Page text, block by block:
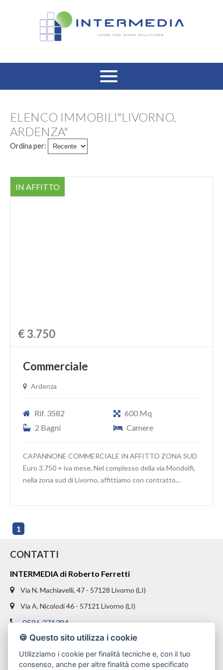
VENDITA RESIDENZIALE
AFFITTO RESIDENZIALE
VENDITA COMMERCIALE
AFFITTO COMMERCIALE
ELENCO IMMOBILI"LIVORNO,
ARDENZA"
Ordina per:
IN AFFITTO
€ 3.750
Commerciale
Ardenza
Rif. 3582
600 Mq
2 Bagni
Camere
CAPANNONE COMMERCIALE IN AFFITTO ZONA SUD
Euro 3.750 + iva mese, Nel complesso della via Mondolfi,
nella zona sud di Livorno, affittiamo con contratto...
1
CONTATTI
INTERMEDIA di Roberto Ferretti
Via N. Machiavelli, 47 - 57128 Livorno (LI)
Via A. Nicolodi 46 - 57121 Livorno (LI)
0586 371384
328 1654969
info@intermediaimmobiliare.com
🍪 Questo sito utilizza i cookie
Utilizziamo i cookie per finalità tecniche e, con il tuo
consenso, anche per altre finalità come specificato